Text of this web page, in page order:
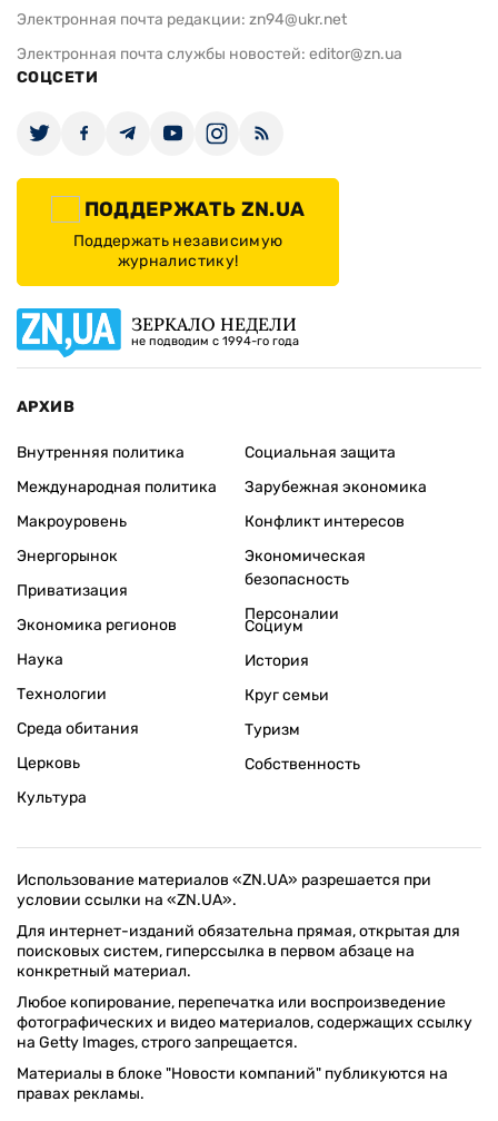
Электронная почта редакции: zn94@ukr.net
Электронная почта службы новостей: editor@zn.ua
СОЦСЕТИ
ПОДДЕРЖАТЬ ZN.UA
Поддержать независимую
журналистику!
ЗЕРКАЛО НЕДЕЛИ
не подводим с 1994-го года
АРХИВ
Внутренняя политика
Международная политика
Макроуровень
Энергорынок
Приватизация
Экономика регионов
Социальная защита
Зарубежная экономика
Конфликт интересов
Экономическая
безопасность
Персоналии
Наука
Технологии
Среда обитания
Церковь
Культура
Социум
История
Круг семьи
Туризм
Собственность
Использование материалов «ZN.UA» разрешается при
условии ссылки на «ZN.UA».
Для интернет-изданий обязательна прямая, открытая для
поисковых систем, гиперссылка в первом абзаце на
конкретный материал.
Любое копирование, перепечатка или воспроизведение
фотографических и видео материалов, содержащих ссылку
на Getty Images, строго запрещается.
Материалы в блоке "Новости компаний" публикуются на
правах рекламы.